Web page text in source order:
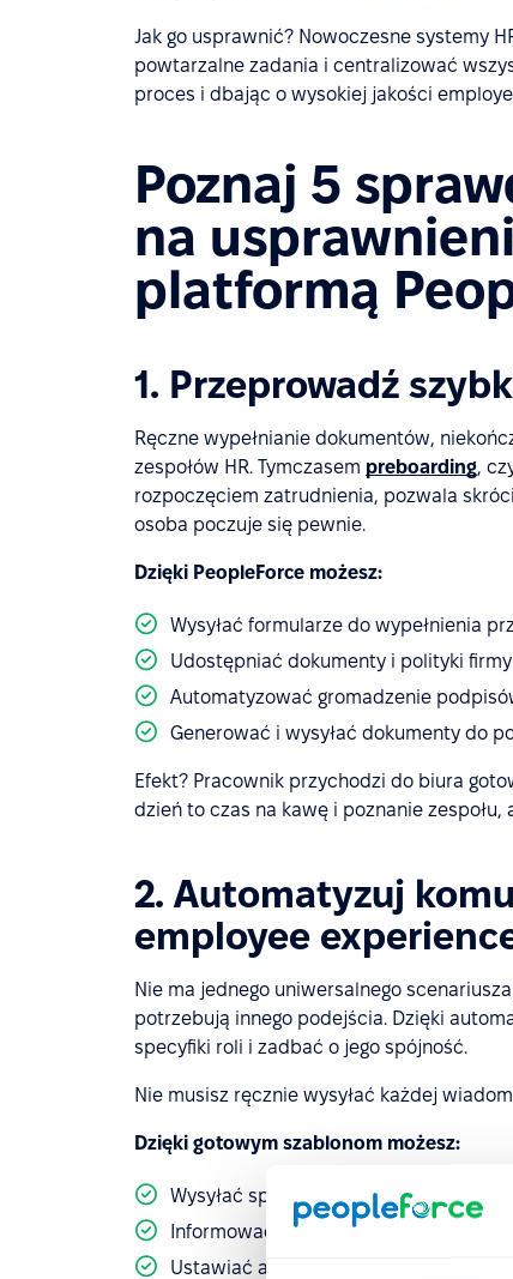
Jak go usprawnić? Nowoczesne systemy
powtarzalne zadania i centralizować
proces i dbając o wysokiej jakości
Poznaj 5
na
platformą
1. Przeprowadź
Ręczne wypełnianie dokumentów,
zespołów HR. Tymczasem preboarding,
rozpoczęciem zatrudnienia, pozwala
osoba poczuje się pewnie.
Dzięki PeopleForce możesz:
Wysyłać formularze do wypełnienia
Udostępniać dokumenty i polityki
Automatyzować gromadzenie
Generować i wysyłać dokumenty do
Efekt? Pracownik przychodzi do biura
dzień to czas na kawę i poznanie
2. Automatyzuj
employee
Nie ma jednego uniwersalnego scenariusza
potrzebują innego podejścia. Dzięki
specyfiki roli i zadbać o jego spójność.
Nie musisz ręcznie wysyłać każdej
Dzięki gotowym szablonom możesz:
Wysyłać spersonalizowane powitania
Informować o kolejnych etapach
Ustawiać automatyczne